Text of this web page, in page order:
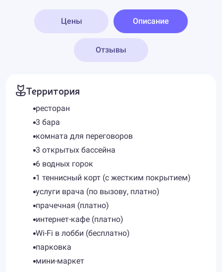
Цены Описание
Отзывы
Территория
ресторан
3 бара
комната для переговоров
3 открытых бассейна
6 водных горок
1 теннисный корт (с жестким покрытием)
услуги врача (по вызову, платно)
прачечная (платно)
интернет-кафе (платно)
Wi-Fi в лобби (бесплатно)
парковка
мини-маркет